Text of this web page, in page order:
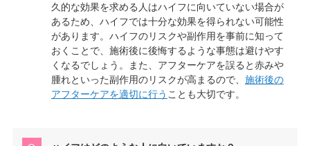
久的な効果を求める人はハイフに向いていない場合が
あるため、ハイフでは十分な効果を得られない可能性
があります。ハイフのリスクや副作用を事前に知って
おくことで、施術後に後悔するような事態は避けやす
くなるでしょう。また、アフターケアを誤ると赤みや
腫れといった副作用のリスクが高まるので、 施術後の
アフターケアを適切に行う ことも大切です。